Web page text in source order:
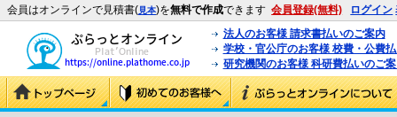
会員はオンラインで見積書(見本)を無料で作成できます 会員登録(無料) ログイン
法人のお客様 請求書払いのご案内
学校・官公庁のお客様 校費・公費
研究機関のお客様 科研費払いのご